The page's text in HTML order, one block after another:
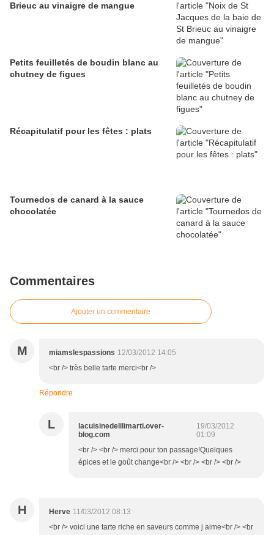
Brieuc au vinaigre de mangue
Petits feuilletés de boudin blanc au
chutney de figues
Récapitulatif pour les fêtes : plats
Tournedos de canard à la sauce
chocolatée
Commentaires
Ajouter un commentaire
M miamslespassions 12/03/2012 14:05
<br /> très belle tarte merci<br />
Répondre
L
lacuisinedelilimarti.over-
blog.com
19/03/2012
01:09
<br /> <br /> merci pour ton passage!Quelques
épices et le goût change<br /> <br /> <br /> <br />
H Herve 11/03/2012 08:13
<br /> voici une tarte riche en saveurs comme j aime<br /> <br